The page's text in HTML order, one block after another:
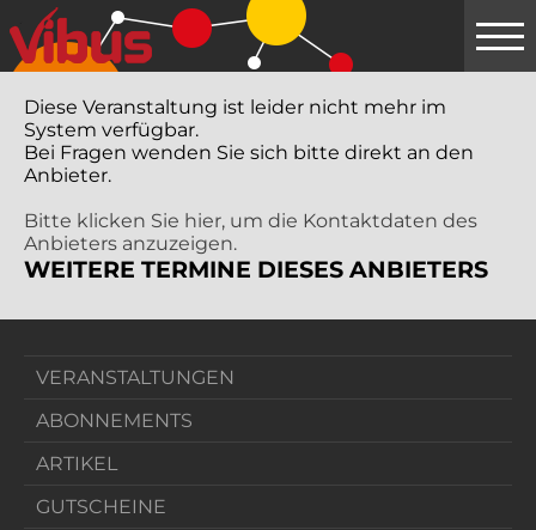
Springe
zum
Hauptinhalt
Diese Veranstaltung ist leider nicht mehr im
System verfügbar.
Bei Fragen wenden Sie sich bitte direkt an den
Anbieter.
Bitte klicken Sie hier, um die Kontaktdaten des
Anbieters anzuzeigen.
WEITERE TERMINE DIESES ANBIETERS
VERANSTALTUNGEN
ABONNEMENTS
ARTIKEL
GUTSCHEINE